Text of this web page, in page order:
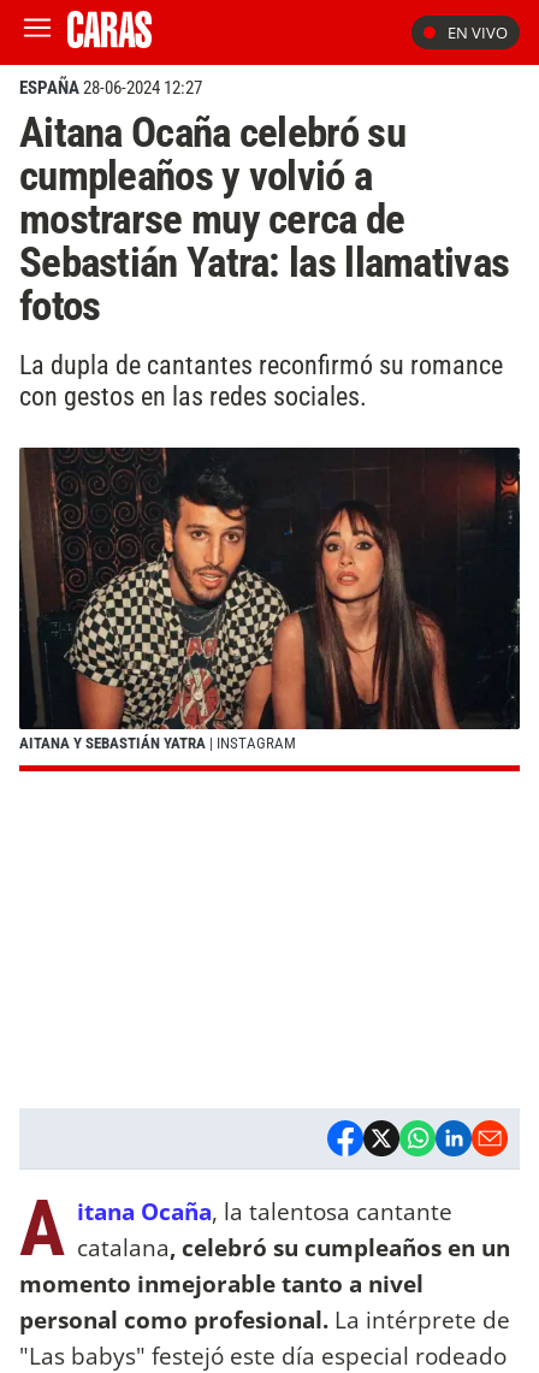
EN VIVO
ESPAÑA28-06-2024 12:27
Aitana Ocaña celebró su
cumpleaños y volvió a
mostrarse muy cerca de
Sebastián Yatra: las llamativas
fotos
La dupla de cantantes reconfirmó su romance
con gestos en las redes sociales.
AITANA Y SEBASTIÁN YATRA | INSTAGRAM
A itana Ocaña, la talentosa cantante
catalana, celebró su cumpleaños en un
momento inmejorable tanto a nivel
personal como profesional. La intérprete de
"Las babys" festejó este día especial rodeado